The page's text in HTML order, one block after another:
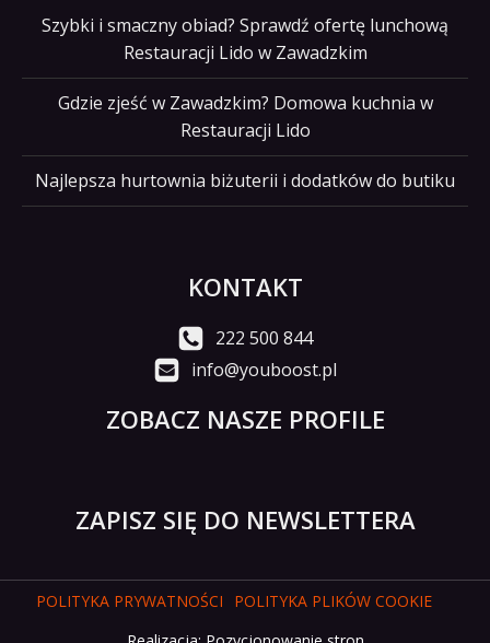
Szybki i smaczny obiad? Sprawdź ofertę lunchową
Restauracji Lido w Zawadzkim
Gdzie zjeść w Zawadzkim? Domowa kuchnia w
Restauracji Lido
Najlepsza hurtownia biżuterii i dodatków do butiku
KONTAKT
222 500 844
info@youboost.pl
ZOBACZ NASZE PROFILE
ZAPISZ SIĘ DO NEWSLETTERA
POLITYKA PRYWATNOŚCI
POLITYKA PLIKÓW COOKIE